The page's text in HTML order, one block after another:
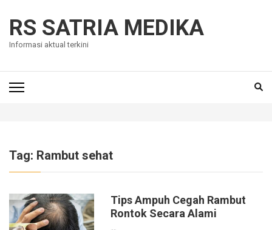
content
(Press
RS SATRIA MEDIKA
Informasi aktual terkini
Tag: Rambut sehat
Tips Ampuh Cegah Rambut
Rontok Secara Alami